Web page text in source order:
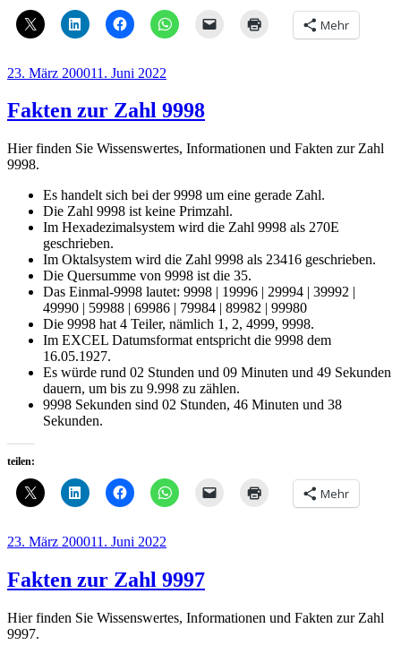
Mehr
Veröffentlicht
23. März 200011. Juni 2022
Fakten zur Zahl 9998
Hier finden Sie Wissenswertes, Informationen und Fakten zur Zahl
9998.
Es handelt sich bei der 9998 um eine gerade Zahl.
Die Zahl 9998 ist keine Primzahl.
Im Hexadezimalsystem wird die Zahl 9998 als 270E
geschrieben.
Im Oktalsystem wird die Zahl 9998 als 23416 geschrieben.
Die Quersumme von 9998 ist die 35.
Das Einmal-9998 lautet: 9998 | 19996 | 29994 | 39992 |
49990 | 59988 | 69986 | 79984 | 89982 | 99980
Die 9998 hat 4 Teiler, nämlich 1, 2, 4999, 9998.
Im EXCEL Datumsformat entspricht die 9998 dem
16.05.1927.
Es würde rund 02 Stunden und 09 Minuten und 49 Sekunden
dauern, um bis zu 9.998 zu zählen.
9998 Sekunden sind 02 Stunden, 46 Minuten und 38
Sekunden.
teilen:
Mehr
Veröffentlicht
23. März 200011. Juni 2022
Fakten zur Zahl 9997
Hier finden Sie Wissenswertes, Informationen und Fakten zur Zahl
9997.